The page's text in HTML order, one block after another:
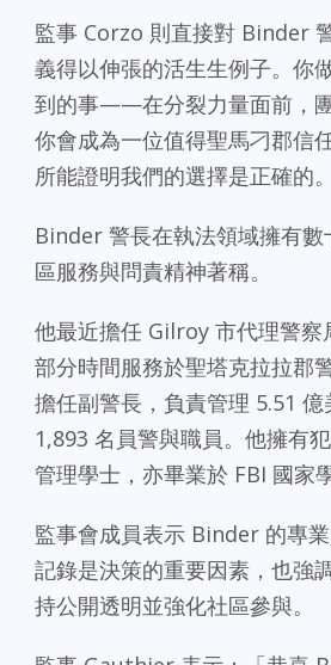
監事 Corzo 則直接對 Binder
義得以伸張的活生生例子。你
到的事——在分裂力量面前，
你會成為一位值得聖馬刁郡信
所能證明我們的選擇是正確的。
Binder 警長在執法領域擁有數
區服務與問責精神著稱。
他最近擔任 Gilroy 市代理警察
部分時間服務於聖塔克拉拉郡
擔任副警長，負責管理 5.51
1,893 名員警與職員。他擁有
管理學士，亦畢業於 FBI 國家學
監事會成員表示 Binder 的專
記錄是決策的重要因素，也強
持公開透明並強化社區參與。